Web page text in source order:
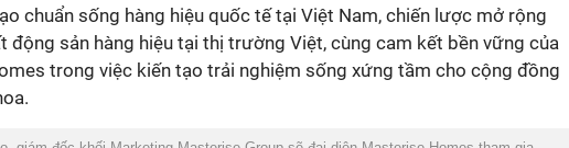
chuẩn sống hàng hiệu quốc tế tại Việt Nam, chiến lược mở rộng
động sản hàng hiệu tại thị trường Việt, cùng cam kết bền vững của
trong việc kiến tạo trải nghiệm sống xứng tầm cho cộng đồng